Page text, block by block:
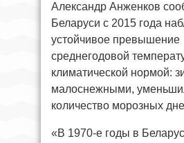
Александр Анженков
Беларуси с 2015 года
устойчивое превышение
среднегодовой
климатической нормой:
малоснежными,
количество морозных
«В 1970-е годы в